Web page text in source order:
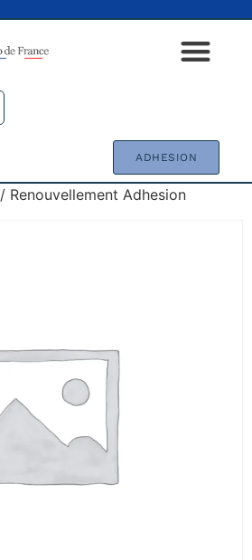
ADHESION
/ Renouvellement Adhesion